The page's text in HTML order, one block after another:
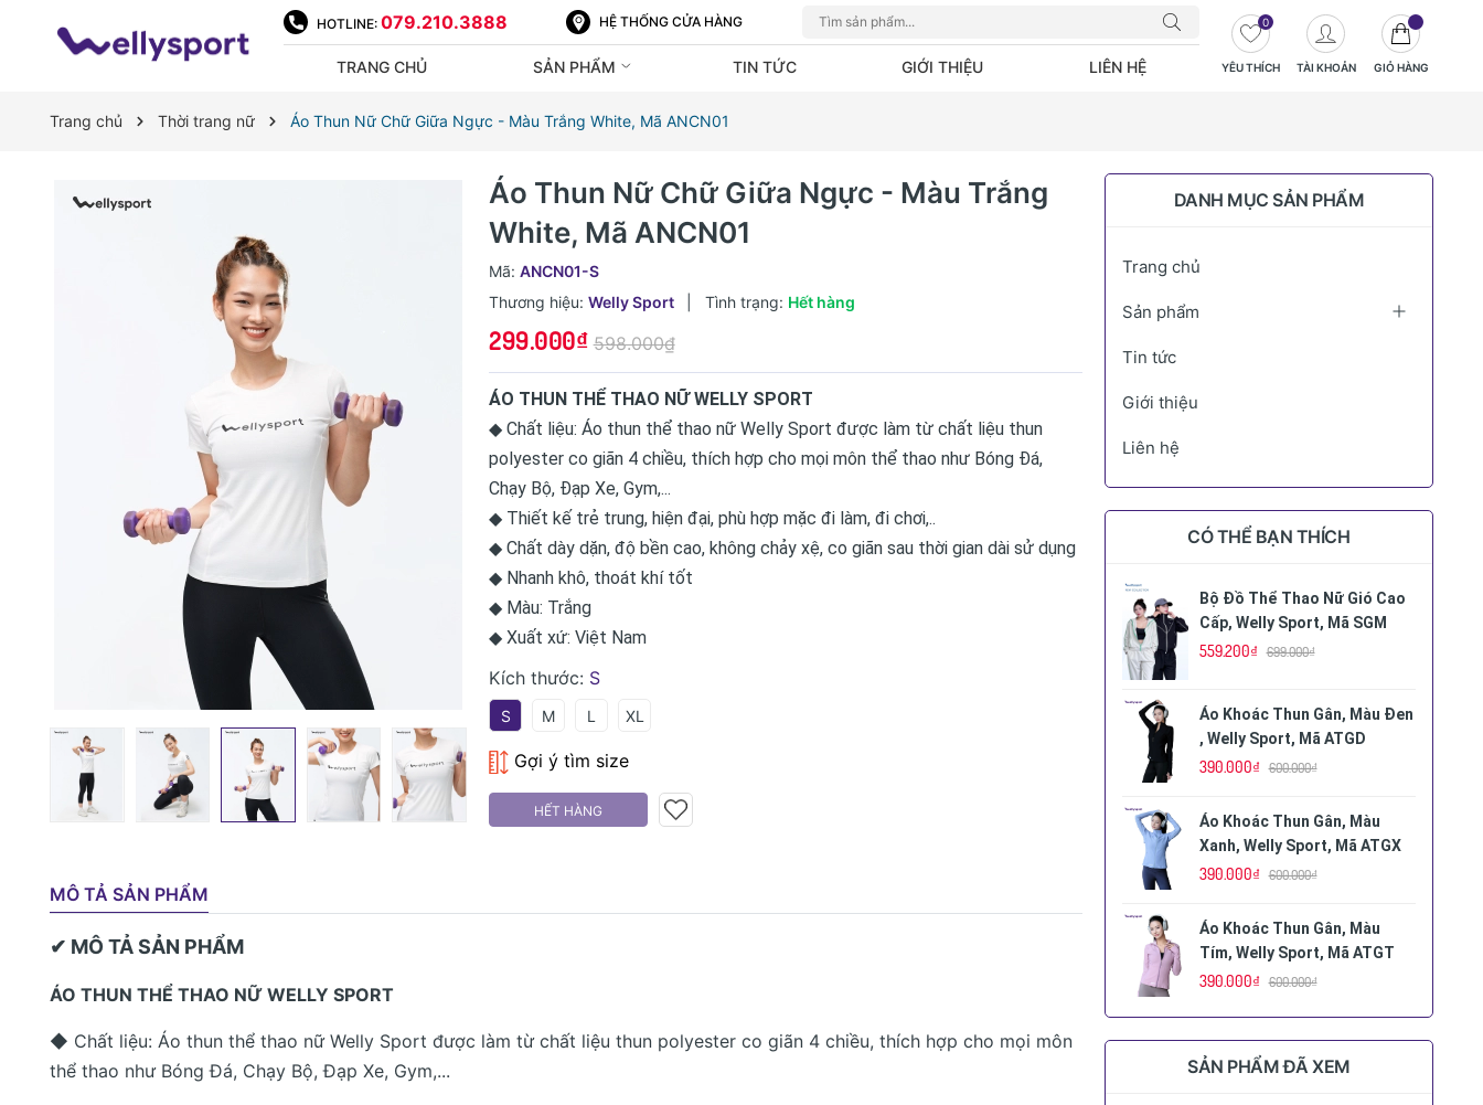
HOTLINE: 079.210.3888 HỆ THỐNG CỬA HÀNG
TRANG CHỦ SẢN PHẨM TIN TỨC GIỚI THIỆU LIÊN HỆ YÊU THÍCH
0
TÀI KHOẢN GIỎ HÀNG
Trang chủ Thời trang nữ Áo Thun Nữ Chữ Giữa Ngực - Màu Trắng White, Mã ANCN01
Áo Thun Nữ Chữ Giữa Ngực - Màu Trắng
White, Mã ANCN01
Mã:ANCN01-S
Thương hiệu: Welly Sport Tình trạng: Hết hàng
299.000₫ 598.000₫
ÁO THUN THỂ THAO NỮ WELLY SPORT
◆ Chất liệu: Áo thun thể thao nữ Welly Sport được làm từ chất liệu thun
polyester co giãn 4 chiều, thích hợp cho mọi môn thể thao như Bóng Đá,
Chạy Bộ, Đạp Xe, Gym,...
◆ Thiết kế trẻ trung, hiện đại, phù hợp mặc đi làm, đi chơi,..
◆ Chất dày dặn, độ bền cao, không chảy xệ, co giãn sau thời gian dài sử dụng
◆ Nhanh khô, thoát khí tốt
◆ Màu: Trắng
◆ Xuất xứ: Việt Nam
Kích thước: S
S M L XL
Gợi ý tìm size
HẾT HÀNG
MÔ TẢ SẢN PHẨM
✔ MÔ TẢ SẢN PHẨM
ÁO THUN THỂ THAO NỮ WELLY SPORT
◆ Chất liệu: Áo thun thể thao nữ Welly Sport được làm từ chất liệu thun polyester co giãn 4 chiều, thích hợp cho mọi môn
thể thao như Bóng Đá, Chạy Bộ, Đạp Xe, Gym,...
DANH MỤC SẢN PHẨM
Trang chủ
Sản phẩm
Tin tức
Giới thiệu
Liên hệ
CÓ THỂ BẠN THÍCH
Bộ Đồ Thể Thao Nữ Gió Cao
Cấp, Welly Sport, Mã SGM
559.200₫ 699.000₫
Áo Khoác Thun Gân, Màu Đen
, Welly Sport, Mã ATGD
390.000₫ 600.000₫
Áo Khoác Thun Gân, Màu
Xanh, Welly Sport, Mã ATGX
390.000₫ 600.000₫
Áo Khoác Thun Gân, Màu
Tím, Welly Sport, Mã ATGT
390.000₫ 600.000₫
SẢN PHẨM ĐÃ XEM